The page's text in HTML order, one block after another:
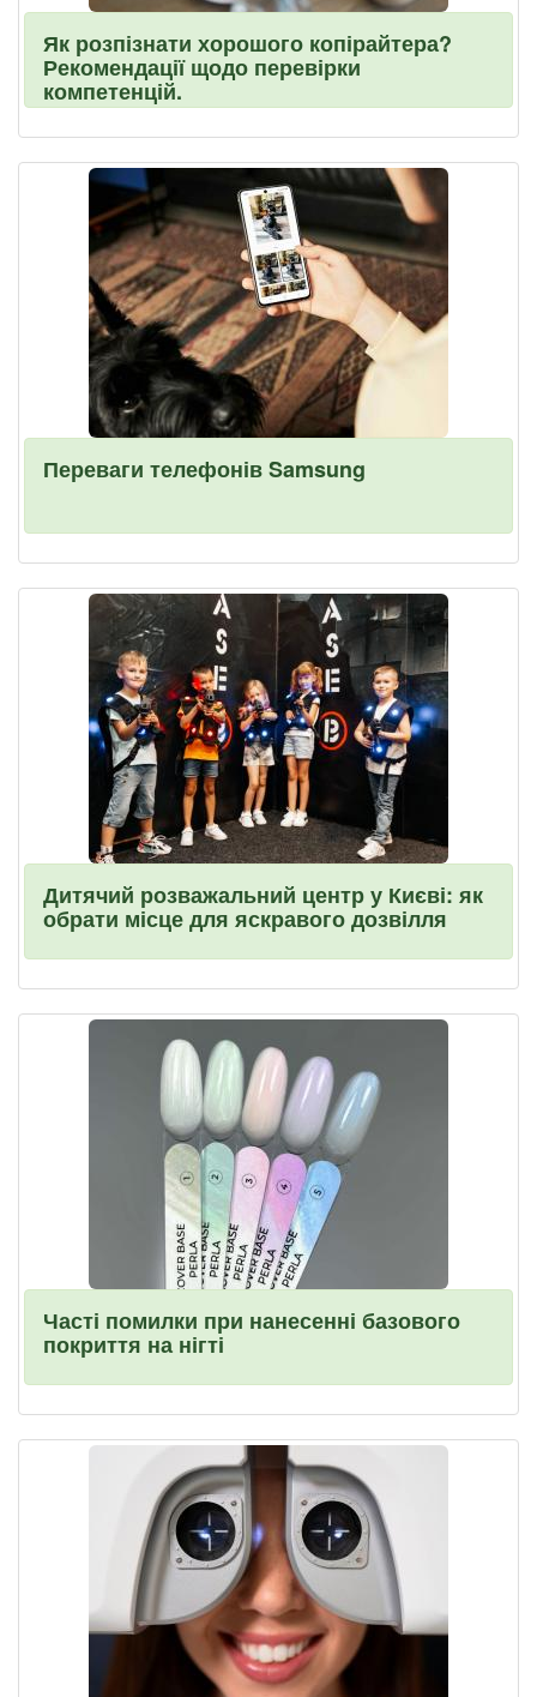
Як розпізнати хорошого копірайтера?
Рекомендації щодо перевірки
компетенцій.
Переваги телефонів Samsung
Дитячий розважальний центр у Києві: як
обрати місце для яскравого дозвілля
Часті помилки при нанесенні базового
покриття на нігті